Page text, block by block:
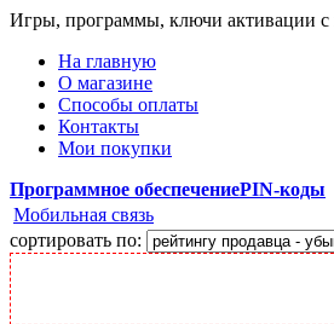
Игры, программы, ключи активации с
На главную
О магазине
Способы оплаты
Контакты
Мои покупки
Программное обеспечениеPIN-коды
Мобильная связь
сортировать по: